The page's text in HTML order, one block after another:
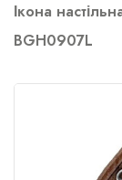
Ікона
BGH0907L